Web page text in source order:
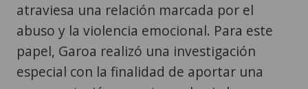
atraviesa una relación marcada por el
abuso y la violencia emocional. Para este
papel, Garoa realizó una investigación
especial con la finalidad de aportar una